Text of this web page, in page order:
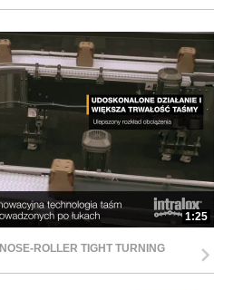
1:25
ROLLER TIGHT TURNING